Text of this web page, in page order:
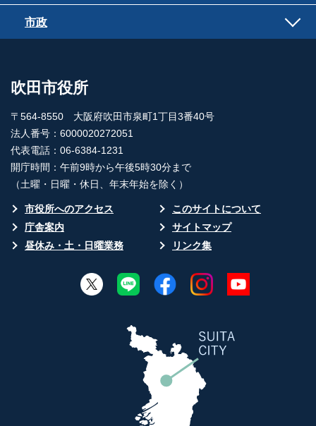
市政
吹田市役所
〒564-8550 大阪府吹田市泉町1丁目3番40号
法人番号：6000020272051
代表電話：06-6384-1231
開庁時間：午前9時から午後5時30分まで
（土曜・日曜・休日、年末年始を除く）
市役所へのアクセス
このサイトについて
庁舎案内
サイトマップ
昼休み・土・日曜業務
リンク集